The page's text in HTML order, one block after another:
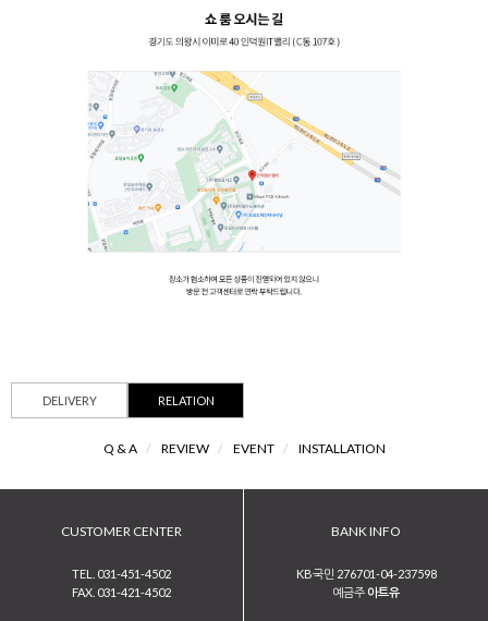
DELIVERY RELATION
Q & A / REVIEW / EVENT / INSTALLATION
CUSTOMER CENTER
TEL. 031-451-4502
FAX. 031-421-4502
BANK INFO
KB국민 276701-04-237598
예금주 아트유